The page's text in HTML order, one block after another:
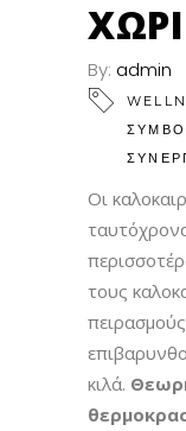
By: admin
Οι
τους
κιλά.